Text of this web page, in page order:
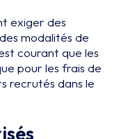
exiger des
modalités de
courant que les
pour les frais de
recrutés dans le